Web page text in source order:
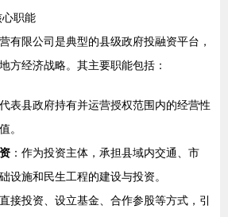
职能
有限公司是典型的县级政府投融资平台，
方经济战略。其主要职能包括：
代表县政府持有并运营授权范围内的经营性
。
：作为投资主体，承担县域内交通、市
设施和民生工程的建设与投资。
直接投资、设立基金、合作参股等方式，引